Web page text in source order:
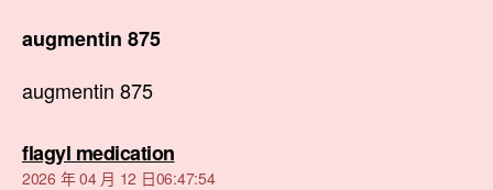
augmentin 875
augmentin 875
flagyl medication表
示:
2026 年 04 月 12 日06:47:54